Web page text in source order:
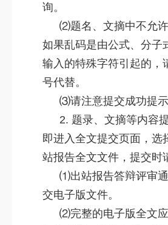
询。
⑵题名、文摘中不允许
如果乱码是由公式、分子
输入的特殊字符引起的，
号代替。
⑶请注意提交成功提示
2. 题录、文摘等内容
即进入全文提交页面，选
站报告全文文件，提交时
⑴出站报告答辩评审
交电子版文件。
⑵完整的电子版全文应